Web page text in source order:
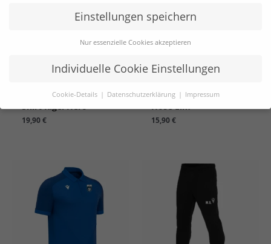
Shirt Rigel Hero
19,90€
Hose Elm
15,90€
Einstellungen speichern
Nur essenzielle Cookies akzeptieren
Individuelle Cookie Einstellungen
Cookie-Details Datenschutzerklärung Impressum
Datenschutzeinstellungen
Wir verwenden Cookies und andere Technologien auf unserer
Website. Einige von ihnen sind essenziell, während andere
uns helfen, diese Website und Ihre Erfahrung zu verbessern.
Personenbezogene Daten können verarbeitet werden (z. B. IP-
Adressen), z. B. für personalisierte Anzeigen und Inhalte oder
Anzeigen- und Inhaltsmessung.
Weitere Informationen über
die Verwendung Ihrer Daten finden Sie in unserer